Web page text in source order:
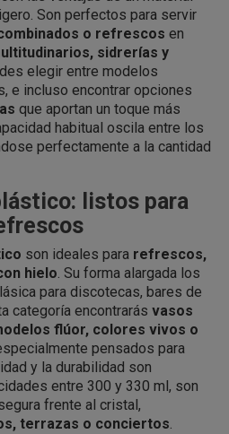
Son perfectos para servir
o refrescos en
sidrerías y
elegir entre modelos
e incluso encontrar opciones
que aportan un toque más
habitual oscila entre los
perfectamente a la cantidad
listos para
son ideales para refrescos,
hielo. Su forma alargada los
para discotecas, bares de
categoría encontrarás vasos
flúor, colores vivos o
pensados para
y la durabilidad son
entre 300 y 330 ml, son
frente al cristal,
terrazas o conciertos.